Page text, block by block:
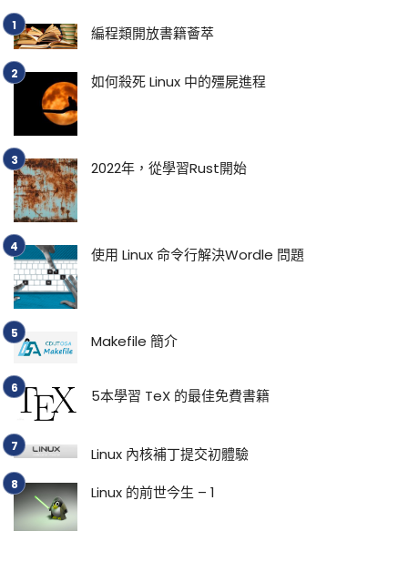
編程類開放書籍薈萃
如何殺死 Linux 中的殭屍進程
2022年，從學習Rust開始
使用 Linux 命令行解決Wordle 問題
Makefile 簡介
5本學習 TeX 的最佳免費書籍
Linux 內核補丁提交初體驗
Linux 的前世今生 – 1